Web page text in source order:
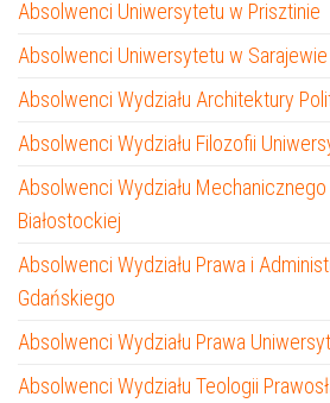
Absolwenci Uniwersytetu w Prisztinie
Absolwenci Uniwersytetu w Sarajewie
Absolwenci Wydziału Architektury
Absolwenci Wydziału Filozofii
Absolwenci Wydziału
Białostockiej
Absolwenci Wydziału Prawa i
Gdańskiego
Absolwenci Wydziału Prawa
Absolwenci Wydziału Teologii